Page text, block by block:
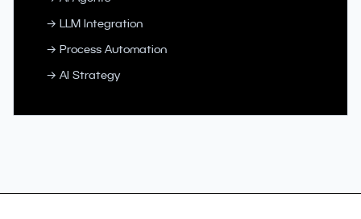
→ LLM Integration
→ Process Automation
→ AI Strategy